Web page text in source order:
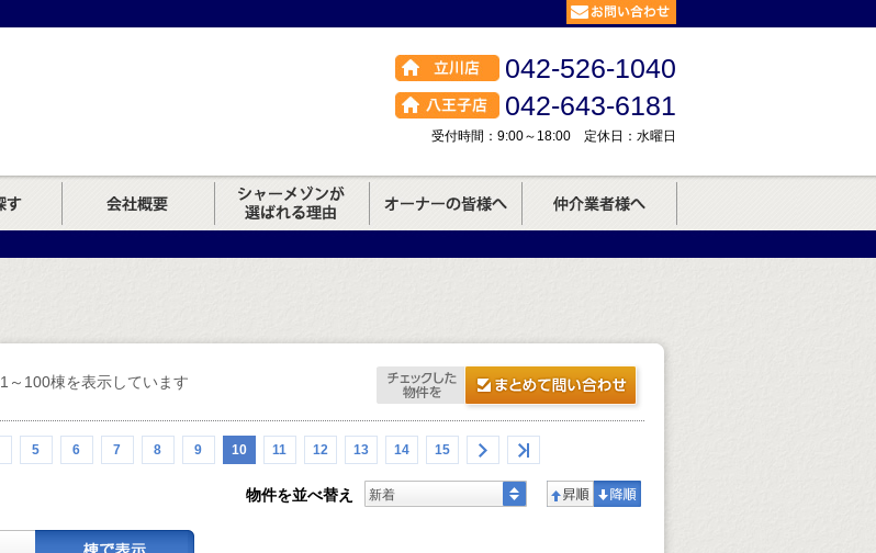
042-526-1040
042-643-6181
受付時間：9:00～18:00 定休日：水曜日
～100棟を表示しています
5 6 7 8 9 10 11 12 13 14 15
物件を並べ替え 新着